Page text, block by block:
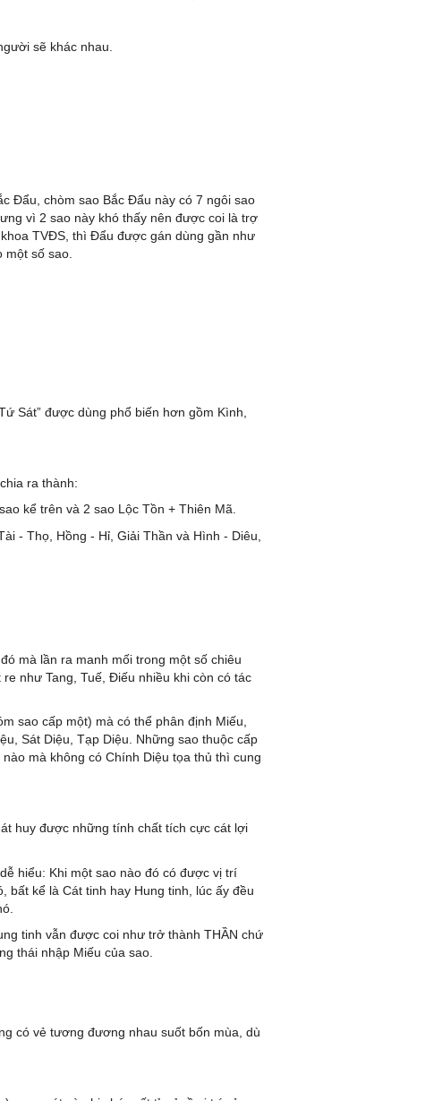
sẽ khác nhau.
Đẩu, chòm sao Bắc Đẩu này có 7 ngôi sao
vì 2 sao này khó thấy nên được coi là trợ
TVĐS, thì Đẩu được gán dùng gần như
số sao.
Sát” được dùng phổ biến hơn gồm Kình,
ra thành:
kể trên và 2 sao Lộc Tồn + Thiên Mã.
- Thọ, Hồng - Hỉ, Giải Thần và Hình - Diêu,
mà lần ra manh mối trong một số chiêu
như Tang, Tuế, Điếu nhiều khi còn có tác
sao cấp một) mà có thể phân định Miếu,
Sát Diệu, Tạp Diệu. Những sao thuộc cấp
mà không có Chính Diệu tọa thủ thì cung
huy được những tính chất tích cực cát lợi
hiểu: Khi một sao nào đó có được vị trí
kể là Cát tinh hay Hung tinh, lúc ấy đều
tinh vẫn được coi như trở thành THẦN chứ
thái nhập Miếu của sao.
có vẻ tương đương nhau suốt bốn mùa, dù